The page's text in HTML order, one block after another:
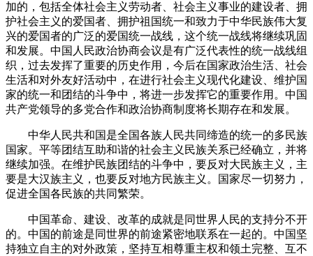
加的，包括全体社会主义劳动者、社会主义事业的建设者、拥
护社会主义的爱国者、拥护祖国统一和致力于中华民族伟大复
兴的爱国者的广泛的爱国统一战线，这个统一战线将继续巩固
和发展。中国人民政治协商会议是有广泛代表性的统一战线组
织，过去发挥了重要的历史作用，今后在国家政治生活、社会
生活和对外友好活动中，在进行社会主义现代化建设、维护国
家的统一和团结的斗争中，将进一步发挥它的重要作用。中国
共产党领导的多党合作和政治协商制度将长期存在和发展。
中华人民共和国是全国各族人民共同缔造的统一的多民族
国家。平等团结互助和谐的社会主义民族关系已经确立，并将
继续加强。在维护民族团结的斗争中，要反对大民族主义，主
要是大汉族主义，也要反对地方民族主义。国家尽一切努力，
促进全国各民族的共同繁荣。
中国革命、建设、改革的成就是同世界人民的支持分不开
的。中国的前途是同世界的前途紧密地联系在一起的。中国坚
持独立自主的对外政策，坚持互相尊重主权和领土完整、互不